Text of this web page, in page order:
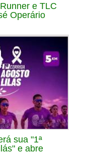
e TLC
Operário
sua "1ª
e abre